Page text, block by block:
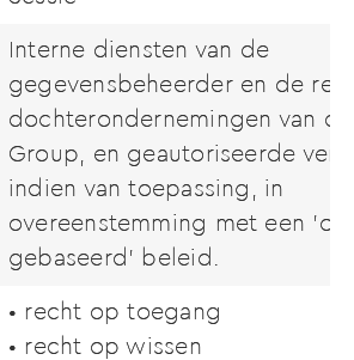
Interne diensten van de
gegevensbeheerder en de
dochterondernemingen van
Group, en geautoriseerde
indien van toepassing, in
overeenstemming met een
gebaseerd' beleid.
• recht op toegang
• recht op wissen